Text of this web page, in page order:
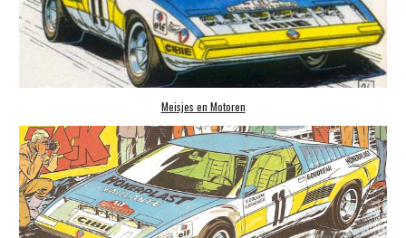
Meisjes en Motoren